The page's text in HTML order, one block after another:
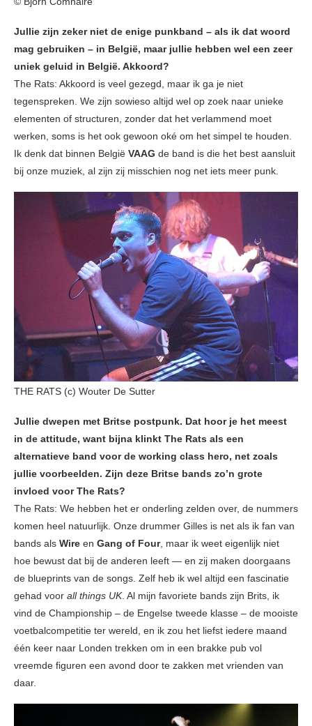
Jullie zijn zeker niet de enige punkband – als ik dat woord
mag gebruiken – in België, maar jullie hebben wel een zeer
uniek geluid in België. Akkoord?
The Rats: Akkoord is veel gezegd, maar ik ga je niet
tegenspreken. We zijn sowieso altijd wel op zoek naar unieke
elementen of structuren, zonder dat het verlammend moet
werken, soms is het ook gewoon oké om het simpel te houden.
Ik denk dat binnen België VAAG de band is die het best aansluit
bij onze muziek, al zijn zij misschien nog net iets meer punk.
THE RATS (c) Wouter De Sutter
Jullie dwepen met Britse postpunk. Dat hoor je het meest
in de attitude, want bijna klinkt The Rats als een
alternatieve band voor de working class hero, net zoals
jullie voorbeelden. Zijn deze Britse bands zo’n grote
invloed voor The Rats?
The Rats: We hebben het er onderling zelden over, de nummers
komen heel natuurlijk. Onze drummer Gilles is net als ik fan van
bands als Wire en Gang of Four, maar ik weet eigenlijk niet
hoe bewust dat bij de anderen leeft — en zij maken doorgaans
de blueprints van de songs. Zelf heb ik wel altijd een fascinatie
gehad voor all things UK. Al mijn favoriete bands zijn Brits, ik
vind de Championship – de Engelse tweede klasse – de mooiste
voetbalcompetitie ter wereld, en ik zou het liefst iedere maand
één keer naar Londen trekken om in een brakke pub vol
vreemde figuren een avond door te zakken met vrienden van
daar.